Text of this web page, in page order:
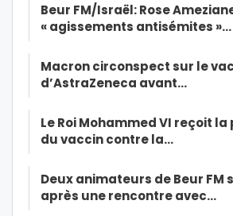
Beur FM/Israël: Rose
« agissements antisémites »…
Macron circonspect sur le
d’AstraZeneca avant…
Le Roi Mohammed VI reçoit
du vaccin contre la…
Deux animateurs de Beur FM
après une rencontre avec…